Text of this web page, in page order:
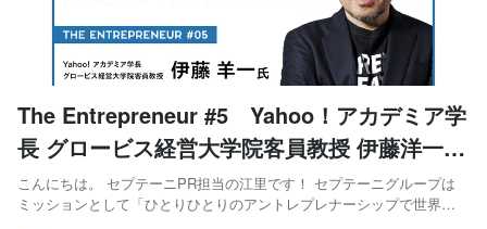
The Entrepreneur #5 Yahoo！アカデミア学
長 グロービス経営大学院客員教授 伊藤洋一氏
～「Lead The Self」で発見する自身のアント
レプレナーシップ～
こんにちは。 セプテーニPR担当の江里です！ セプテーニグループは
ミッションとして「ひとりひとりのアントレプレナーシップで世界を